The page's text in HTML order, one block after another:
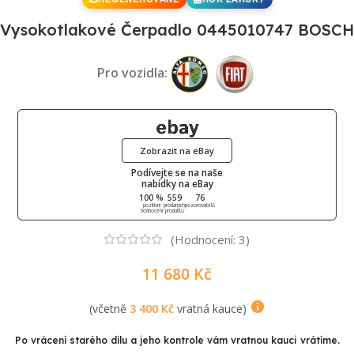
Vysokotlakové Čerpadlo 0445010747 BOSCH
Pro vozidla:
Podívejte se na naše
nabídky na eBay
100 %
pozitivní
hodnocení
559
prodaných
produktů
76
pozorovatelů
Zobrazit na eBay
(Hodnocení: 3)
11 680 Kč
(včetně 3 400 Kčvratná kauce)
Po vrácení starého dílu a jeho kontrole vám vratnou kauci vrátíme.